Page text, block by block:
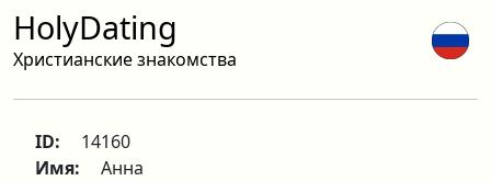
HolyDating
Христианские знакомства
ID:
14160
Имя:
Анна